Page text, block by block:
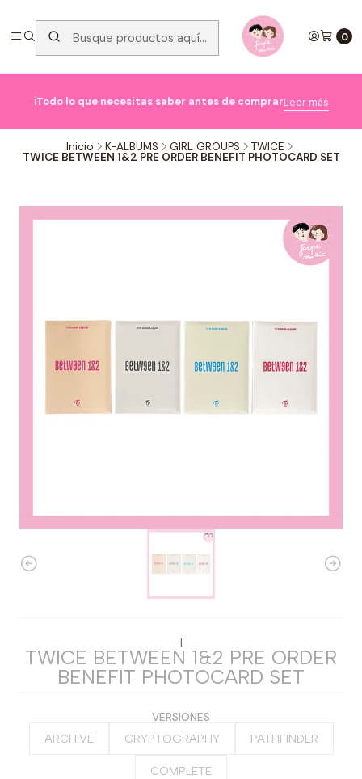
0
ℹ️Todo lo que necesitas saber antes de comprarLeer más
Inicio K-ALBUMS GIRL GROUPS TWICE
TWICE BETWEEN 1&2 PRE ORDER BENEFIT PHOTOCARD SET
|
TWICE BETWEEN 1&2 PRE ORDER
BENEFIT PHOTOCARD SET
VERSIONES
ARCHIVE CRYPTOGRAPHY PATHFINDER
COMPLETE